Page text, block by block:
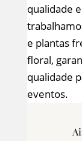
qualidade
e plantas
floral,
qualidade
eventos.